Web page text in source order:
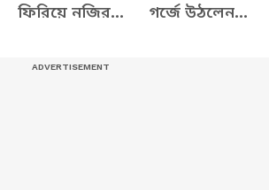
ফিরিয়ে নজির
গর্জে উঠলেন